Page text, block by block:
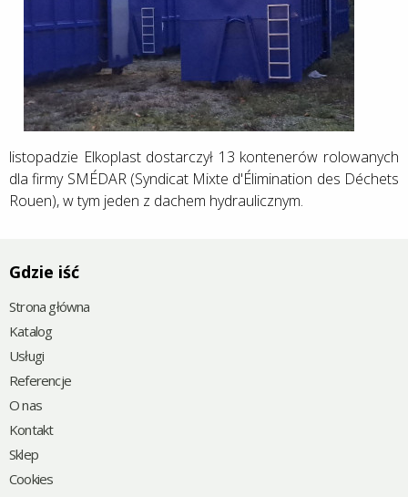
listopadzie Elkoplast dostarczył 13 kontenerów rolowanych
dla firmy SMÉDAR (Syndicat Mixte d'Élimination des Déchets
Rouen), w tym jeden z dachem hydraulicznym.
Gdzie iść
Strona główna
Katalog
Usługi
Referencje
O nas
Kontakt
Sklep
Cookies